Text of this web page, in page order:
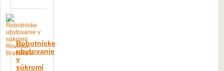
Robotnícke
ubytovanie
v
súkromí